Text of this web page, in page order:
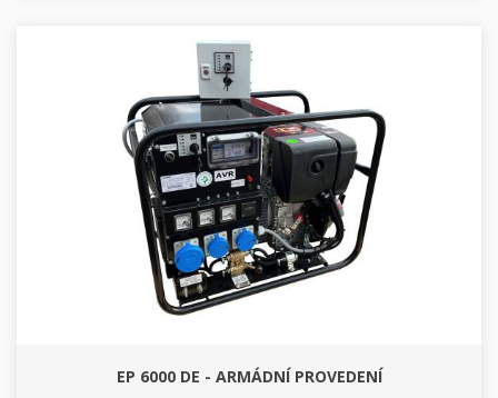
EP 6000 DE - ARMÁDNÍ PROVEDENÍ